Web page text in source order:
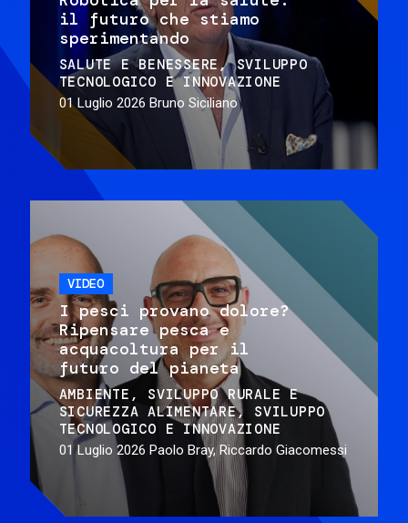
il futuro che stiamo
sperimentando
SALUTE E BENESSERE
SVILUPPO
TECNOLOGICO E INNOVAZIONE
01 Luglio 2026 Bruno Siciliano
VIDEO
I pesci provano dolore?
Ripensare pesca e
acquacoltura per il
futuro del pianeta
AMBIENTE
SVILUPPO RURALE E
SICUREZZA ALIMENTARE
SVILUPPO
TECNOLOGICO E INNOVAZIONE
01 Luglio 2026 Paolo Bray, Riccardo Giacomessi